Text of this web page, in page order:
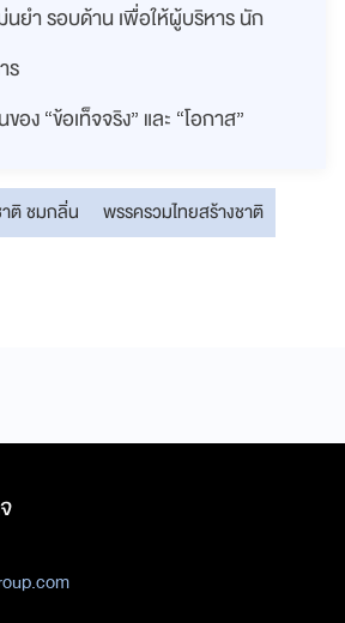
ยำ รอบด้าน เพื่อให้ผู้บริหาร นัก
ร
ง “ข้อเท็จจริง” และ “โอกาส”
ติ ชมกลิ่น
พรรครวมไทยสร้างชาติ